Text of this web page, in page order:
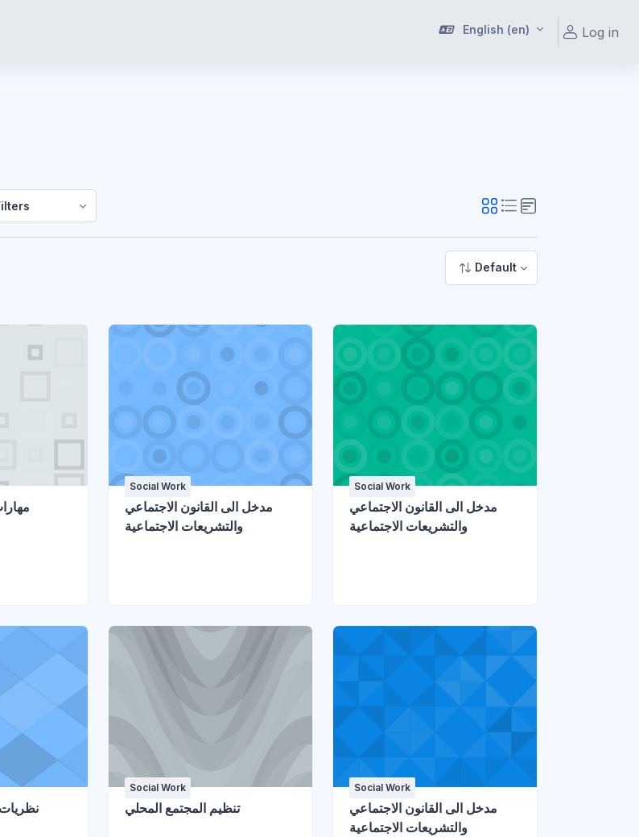
English ‎(en)‎ Log in
Default
Social Work
مدخل الى القانون الاجتماعي
والتشريعات الاجتماعية
Social Work
مدخل الى القانون الاجتماعي
والتشريعات الاجتماعية
Social Work
تنظيم المجتمع المحلي
Social Work
مدخل الى القانون الاجتماعي
والتشريعات الاجتماعية